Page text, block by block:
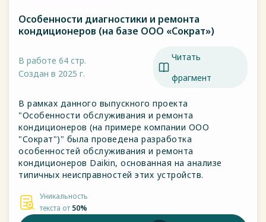
Особенности диагностики и ремонта
кондиционеров (на базе ООО «Сократ»)
В работе 64 стр.
Создан в 2025 г.
Читать
фрагмент
В рамках данного выпускного проекта
"Особенности обслуживания и ремонта
кондиционеров (на примере компании ООО
"Сократ")" была проведена разработка
особенностей обслуживания и ремонта
кондиционеров Daikin, основанная на анализе
типичных неисправностей этих устройств.
Уникальность
текста от 50%